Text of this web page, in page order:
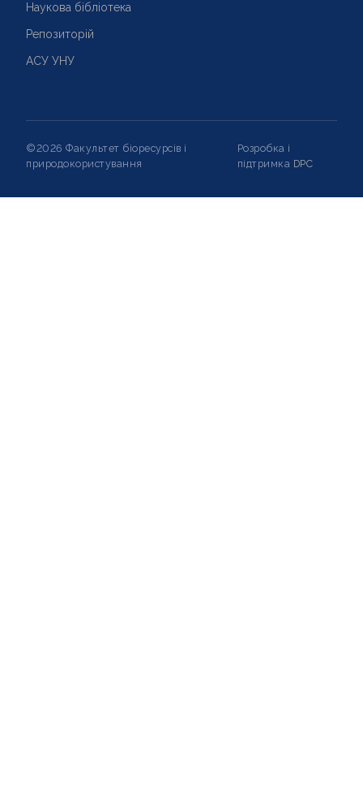
Наукова бібліотека
Репозиторій
АСУ УНУ
©2026 Факультет біоресурсів і
природокористування
Розробка і
підтримка DPC